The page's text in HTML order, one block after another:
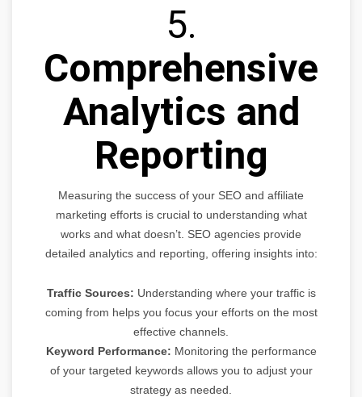
5.
Comprehensive
Analytics and
Reporting
Measuring the success of your SEO and affiliate
marketing efforts is crucial to understanding what
works and what doesn’t. SEO agencies provide
detailed analytics and reporting, offering insights into:
Traffic Sources: Understanding where your traffic is
coming from helps you focus your efforts on the most
effective channels.
Keyword Performance: Monitoring the performance
of your targeted keywords allows you to adjust your
strategy as needed.